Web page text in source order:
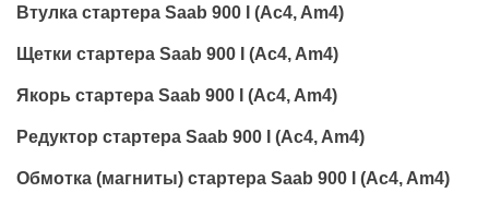
Втулка стартера Saab 900 I (Ac4, Am4)
Щетки стартера Saab 900 I (Ac4, Am4)
Якорь стартера Saab 900 I (Ac4, Am4)
Редуктор стартера Saab 900 I (Ac4, Am4)
Обмотка (магниты) стартера Saab 900 I (Ac4, Am4)